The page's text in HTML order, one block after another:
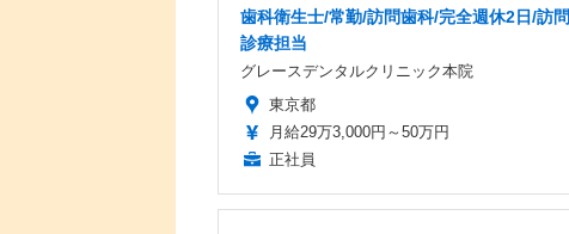
歯科衛生士/常勤/訪問歯科/完全週休2日/訪問
診療担当
グレースデンタルクリニック本院
東京都
月給29万3,000円～50万円
正社員